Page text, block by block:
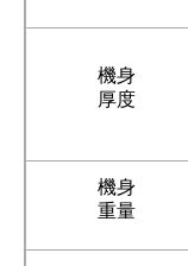
機身
厚度
機身
重量